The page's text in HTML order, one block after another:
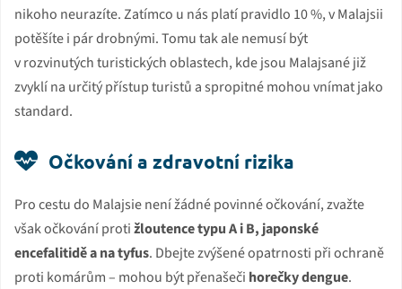
nikoho neurazíte. Zatímco u nás platí pravidlo 10 %, v Malajsii
potěšíte i pár drobnými. Tomu tak ale nemusí být
v rozvinutých turistických oblastech, kde jsou Malajsané již
zvyklí na určitý přístup turistů a spropitné mohou vnímat jako
standard.
Očkování a zdravotní rizika
Pro cestu do Malajsie není žádné povinné očkování, zvažte
však očkování protižloutence typu A i B, japonské
encefalitidě a na tyfus. Dbejte zvýšené opatrnosti při ochraně
proti komárům – mohou být přenašeči horečky dengue.